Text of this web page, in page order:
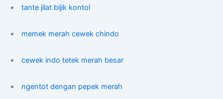
tante jilat bijik kontol
memek merah cewek chindo
cewek indo tetek merah besar
ngentot dengan pepek merah